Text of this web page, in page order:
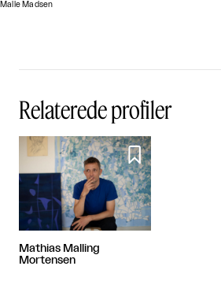
Malle Madsen
Relaterede profiler

Mathias Malling
Mortensen